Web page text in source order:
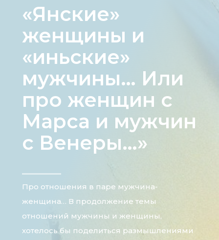
«Янские»
женщины и
«иньские»
мужчины… Или
про женщин с
Марса и мужчин
с Венеры…»
Про отношения в паре мужчина-
женщина… В продолжение темы
отношений мужчины и женщины,
хотелось бы поделиться размышлениями